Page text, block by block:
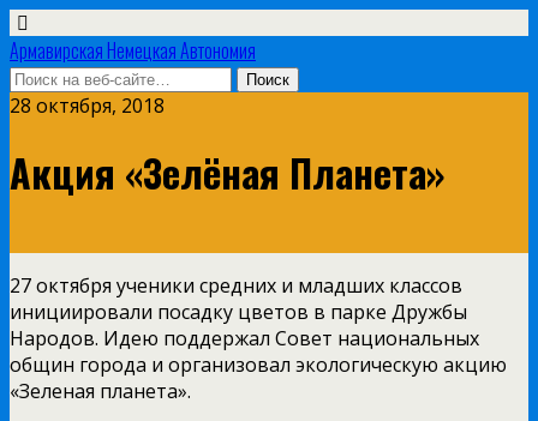
Армавирская Немецкая Автономия
28 октября, 2018
Акция «Зелёная Планета»
27 октября ученики средних и младших классов
инициировали посадку цветов в парке Дружбы
Народов. Идею поддержал Совет национальных
общин города и организовал экологическую акцию
«Зеленая планета».